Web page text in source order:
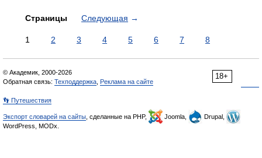
Страницы Следующая →
1 2 3 4 5 6 7 8
18+
© Академик, 2000-2026
Обратная связь: Техподдержка Реклама на сайте
👣 Путешествия
Экспорт словарей на сайты , сделанные на PHP, Joomla,
Drupal,
WordPress, MODx.